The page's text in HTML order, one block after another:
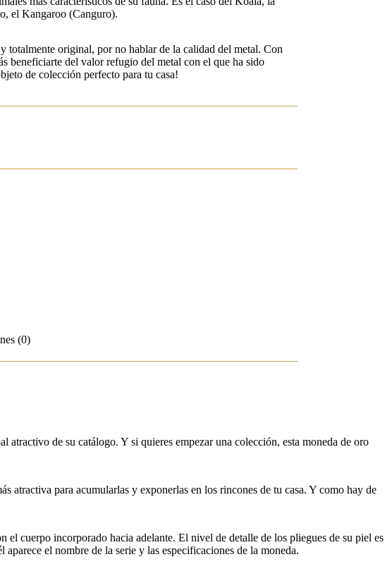
el Kangaroo (Canguro).
totalmente original, por no hablar de la calidad del metal. Con
beneficiarte del valor refugio del metal con el que ha sido
de colección perfecto para tu casa!
(0)
de su catálogo. Y si quieres empezar una colección, esta moneda de oro
atractiva para acumularlas y exponerlas en los rincones de tu casa. Y como hay de
cuerpo incorporado hacia adelante. El nivel de detalle de los pliegues de su piel es
el nombre de la serie y las especificaciones de la moneda.